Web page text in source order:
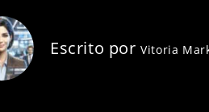
Escrito porVitoria